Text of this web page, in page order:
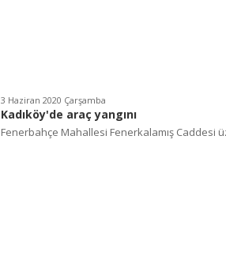
3 Haziran 2020 Çarşamba
Kadıköy'de araç yangını
Fenerbahçe Mahallesi Fenerkalamış Caddesi